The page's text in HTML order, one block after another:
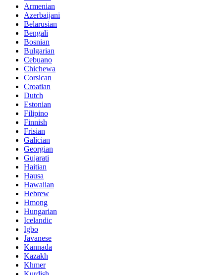
Armenian
Azerbaijani
Belarusian
Bengali
Bosnian
Bulgarian
Cebuano
Chichewa
Corsican
Croatian
Dutch
Estonian
Filipino
Finnish
Frisian
Galician
Georgian
Gujarati
Haitian
Hausa
Hawaiian
Hebrew
Hmong
Hungarian
Icelandic
Igbo
Javanese
Kannada
Kazakh
Khmer